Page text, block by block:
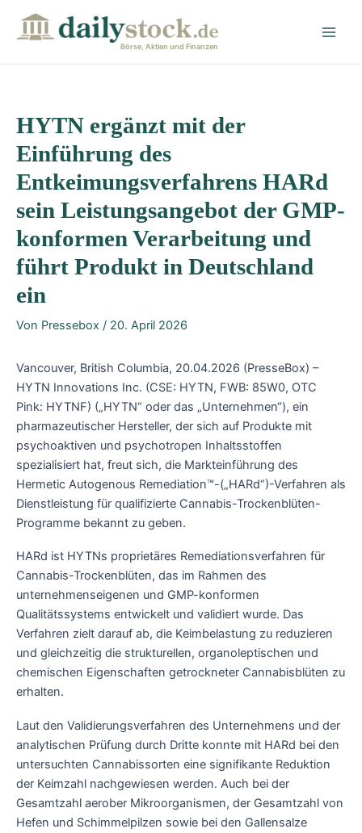
Börse, Aktien und Finanzen
HYTN ergänzt mit der
Einführung des
Entkeimungsverfahrens HARd
sein Leistungsangebot der GMP-
konformen Verarbeitung und
führt Produkt in Deutschland
ein
Von Pressebox / 20. April 2026
Vancouver, British Columbia, 20.04.2026 (PresseBox) –
HYTN Innovations Inc. (CSE: HYTN, FWB: 85W0, OTC
Pink: HYTNF) („HYTN“ oder das „Unternehmen“), ein
pharmazeutischer Hersteller, der sich auf Produkte mit
psychoaktiven und psychotropen Inhaltsstoffen
spezialisiert hat, freut sich, die Markteinführung des
Hermetic Autogenous Remediation™-(„HARd“)-Verfahren als
Dienstleistung für qualifizierte Cannabis-Trockenblüten-
Programme bekannt zu geben.
HARd ist HYTNs proprietäres Remediationsverfahren für
Cannabis-Trockenblüten, das im Rahmen des
unternehmenseigenen und GMP-konformen
Qualitätssystems entwickelt und validiert wurde. Das
Verfahren zielt darauf ab, die Keimbelastung zu reduzieren
und gleichzeitig die strukturellen, organoleptischen und
chemischen Eigenschaften getrockneter Cannabisblüten zu
erhalten.
Laut den Validierungsverfahren des Unternehmens und der
analytischen Prüfung durch Dritte konnte mit HARd bei den
untersuchten Cannabissorten eine signifikante Reduktion
der Keimzahl nachgewiesen werden. Auch bei der
Gesamtzahl aerober Mikroorganismen, der Gesamtzahl von
Hefen und Schimmelpilzen sowie bei den Gallensalze